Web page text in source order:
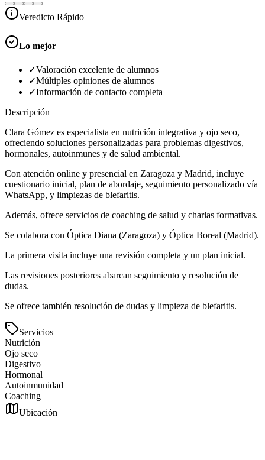
Veredicto Rápido
Lo mejor
✓Valoración excelente de alumnos
✓Múltiples opiniones de alumnos
✓Información de contacto completa
Descripción
Clara Gómez es especialista en nutrición integrativa y ojo seco,
ofreciendo soluciones personalizadas para problemas digestivos,
hormonales, autoinmunes y de salud ambiental.
Con atención online y presencial en Zaragoza y Madrid, incluye
cuestionario inicial, plan de abordaje, seguimiento personalizado vía
WhatsApp, y limpiezas de blefaritis.
Además, ofrece servicios de coaching de salud y charlas formativas.
Se colabora con Óptica Diana (Zaragoza) y Óptica Boreal (Madrid).
La primera visita incluye una revisión completa y un plan inicial.
Las revisiones posteriores abarcan seguimiento y resolución de
dudas.
Se ofrece también resolución de dudas y limpieza de blefaritis.
Servicios
Nutrición
Ojo seco
Digestivo
Hormonal
Autoinmunidad
Coaching
Ubicación